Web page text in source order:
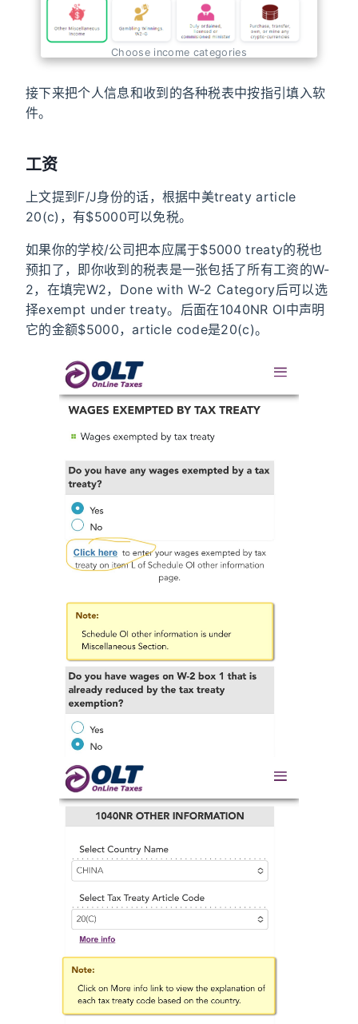
Choose income categories
接下来把个人信息和收到的各种税表中按指引填入软
件。
工资
上文提到F/J身份的话，根据中美treaty article
20(c)，有$5000可以免税。
如果你的学校/公司把本应属于$5000 treaty的税也
预扣了，即你收到的税表是一张包括了所有工资的W-
2，在填完W2，Done with W-2 Category后可以选
择exempt under treaty。后面在1040NR OI中声明
它的金额$5000，article code是20(c)。